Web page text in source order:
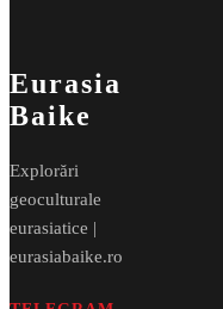
Eurasia
Baike
Explorări
geoculturale
eurasiatice |
eurasiabaike.ro